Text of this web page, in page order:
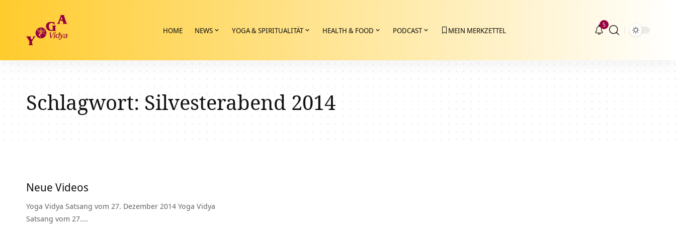
HOME NEWS YOGA & SPIRITUALITÄT HEALTH & FOOD PODCAST MEIN MERKZETTEL
5
Schlagwort: Silvesterabend 2014
Neue Videos
Yoga Vidya Satsang vom 27. Dezember 2014 Yoga Vidya
Satsang vom 27.…